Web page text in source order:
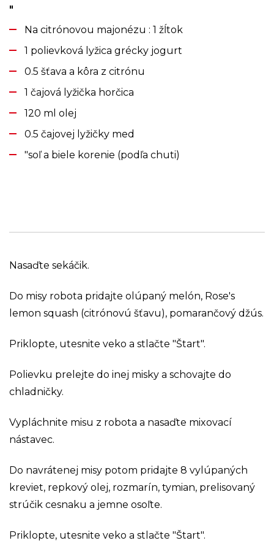
"
Na citrónovou majonézu : 1 žĺtok
1 polievková lyžica grécky jogurt
0.5 šťava a kôra z citrónu
1 čajová lyžička horčica
120 ml olej
0.5 čajovej lyžičky med
"soľ a biele korenie (podľa chuti)
Nasaďte sekáčik.
Do misy robota pridajte olúpaný melón, Rose's
lemon squash (citrónovú šťavu), pomarančový džús.
Priklopte, utesnite veko a stlačte "Štart".
Polievku prelejte do inej misky a schovajte do
chladničky.
Vypláchnite misu z robota a nasaďte mixovací
nástavec.
Do navrátenej misy potom pridajte 8 vylúpaných
kreviet, repkový olej, rozmarín, tymian, prelisovaný
strúčik cesnaku a jemne osoľte.
Priklopte, utesnite veko a stlačte "Štart".